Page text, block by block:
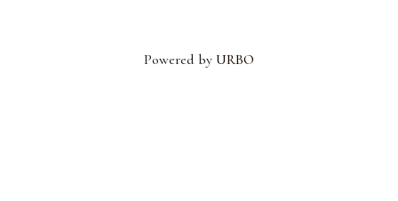
Powered by URBO